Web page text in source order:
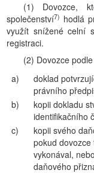
(1) Dovozce,
společenství7) hodlá
využít snížené celní
registraci.
(2) Dovozce
a)
doklad
právního
b)
kopii dokladu
identifikačního
c)
kopii svého
pokud
vykonával,
daňového